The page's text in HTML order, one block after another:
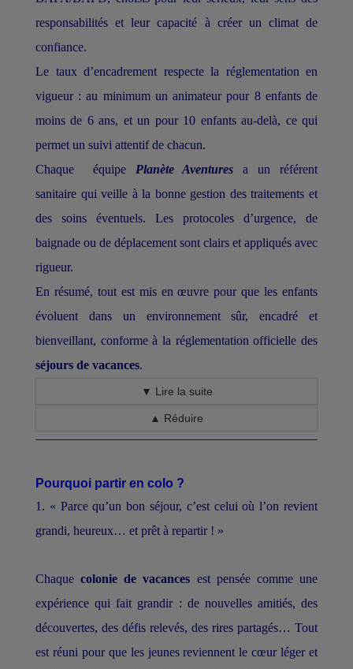
responsabilités et leur capacité à créer un climat de
confiance.
Le taux d’encadrement respecte la réglementation en
vigueur : au minimum un animateur pour 8 enfants de
moins de 6 ans, et un pour 10 enfants au-delà, ce qui
permet un suivi attentif de chacun.
Chaque équipe Planète Aventures a un référent
sanitaire qui veille à la bonne gestion des traitements et
des soins éventuels. Les protocoles d’urgence, de
baignade ou de déplacement sont clairs et appliqués avec
rigueur.
En résumé, tout est mis en œuvre pour que les enfants
évoluent dans un environnement sûr, encadré et
bienveillant, conforme à la réglementation officielle des
séjours de vacances.
▼ Lire la suite
▲ Réduire
Pourquoi partir en colo ?
1. « Parce qu’un bon séjour, c’est celui où l’on revient
grandi, heureux… et prêt à repartir ! »
Chaquecolonie de vacances est pensée comme une
expérience qui fait grandir : de nouvelles amitiés, des
découvertes, des défis relevés, des rires partagés… Tout
est réuni pour que les jeunes reviennent le cœur léger et